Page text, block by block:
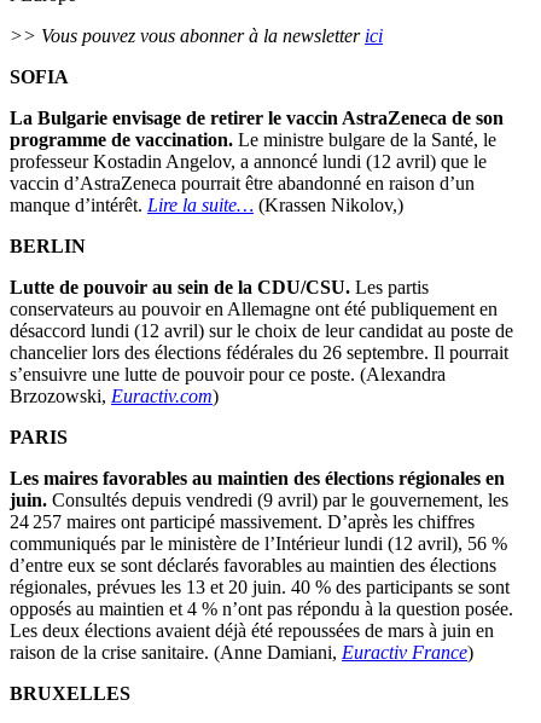
>> Vous pouvez vous abonner à la newsletter ici
SOFIA
La Bulgarie envisage de retirer le vaccin AstraZeneca de son
programme de vaccination. Le ministre bulgare de la Santé, le
professeur Kostadin Angelov, a annoncé lundi (12 avril) que le
vaccin d’AstraZeneca pourrait être abandonné en raison d’un
manque d’intérêt. Lire la suite… (Krassen Nikolov,)
BERLIN
Lutte de pouvoir au sein de la CDU/CSU. Les partis
conservateurs au pouvoir en Allemagne ont été publiquement en
désaccord lundi (12 avril) sur le choix de leur candidat au poste de
chancelier lors des élections fédérales du 26 septembre. Il pourrait
s’ensuivre une lutte de pouvoir pour ce poste. (Alexandra
Brzozowski, Euractiv.com)
PARIS
Les maires favorables au maintien des élections régionales en
juin. Consultés depuis vendredi (9 avril) par le gouvernement, les
24 257 maires ont participé massivement. D’après les chiffres
communiqués par le ministère de l’Intérieur lundi (12 avril), 56 %
d’entre eux se sont déclarés favorables au maintien des élections
régionales, prévues les 13 et 20 juin. 40 % des participants se sont
opposés au maintien et 4 % n’ont pas répondu à la question posée.
Les deux élections avaient déjà été repoussées de mars à juin en
raison de la crise sanitaire. (Anne Damiani, Euractiv France)
BRUXELLES